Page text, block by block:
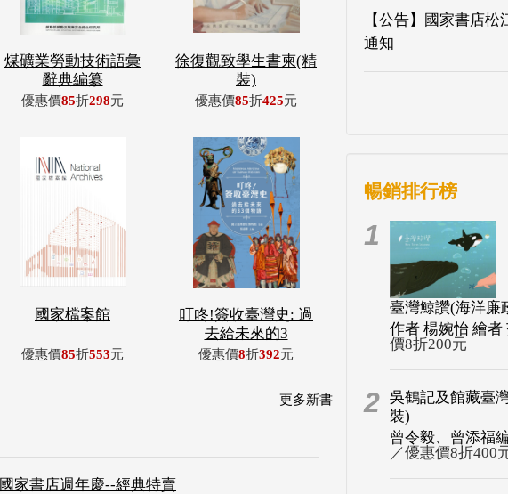
煤礦業勞動技術語彙
辭典編纂
優惠價85折298元
徐復觀致學生書柬(精
裝)
優惠價85折425元
國家檔案館
優惠價85折553元
叮咚!簽收臺灣史: 過
去給未來的3
優惠價8折392元
更多新書
國家書店週年慶--經典特賣
【公告】國家書店
通知
暢銷排行榜
1
臺灣鯨讚(海洋廉
作者 楊婉怡 繪者
價8折200元
2 吳鶴記及館藏臺
裝)
曾令毅、曾添福
／優惠價8折400